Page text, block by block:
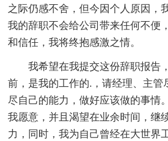
之际仍感不舍，但今因个人原因，
我的辞职不会给公司带来任何不便
和信任，我将终抱感激之情。
我希望在我提交这份辞职报告
前，是我的工作的.，请经理、主管
尽自己的能力，做好应该做的事情
我愿意，并且渴望在业余时间，继
力，同时，我为自己曾经在大世界